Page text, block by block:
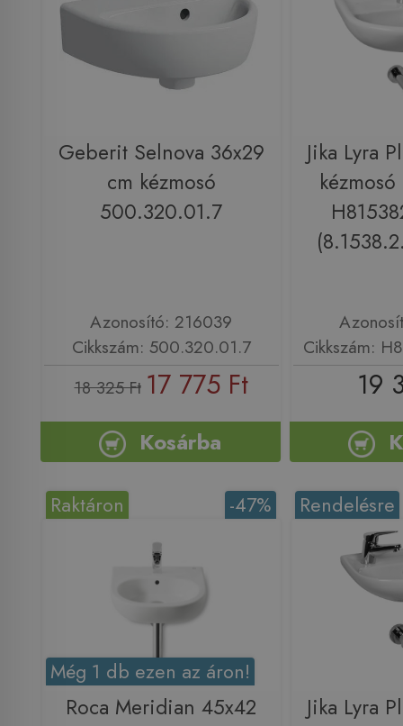
Geberit Selnova 36x29
cm kézmosó
500.320.01.7
Azonosító: 216039
Cikkszám: 500.320.01.7
18 325 Ft 17 775 Ft
Kosárba
Jika Lyra
Cikkszám:
19
-47%
Raktáron
Még 1 db ezen az áron!
Roca Meridian 45x42
Rendelésre
Jika Lyra